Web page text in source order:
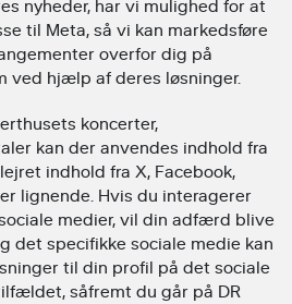
nyheder, har vi mulighed for at
til Meta, så vi kan markedsføre
overfor dig på
ved hjælp af deres løsninger.
koncerter,
kan der anvendes indhold fra
indhold fra X, Facebook,
lignende. Hvis du interagerer
medier, vil din adfærd blive
det specifikke sociale medie kan
til din profil på det sociale
såfremt du går på DR